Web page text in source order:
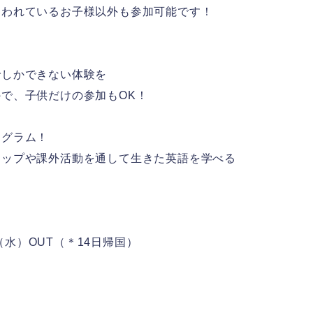
れているお子様以外も参加可能です！
かできない体験を
、子供だけの参加もOK！
ラム！
プや課外活動を通して生きた英語を学べる
）OUT（＊14日帰国）